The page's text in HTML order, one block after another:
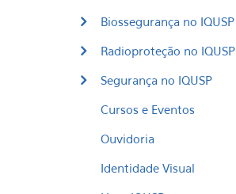
Biossegurança no IQUSP
Radioproteção no IQUSP
Segurança no IQUSP
Cursos e Eventos
Ouvidoria
Identidade Visual